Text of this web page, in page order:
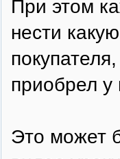
При этом
нести
приобрел у
Это может